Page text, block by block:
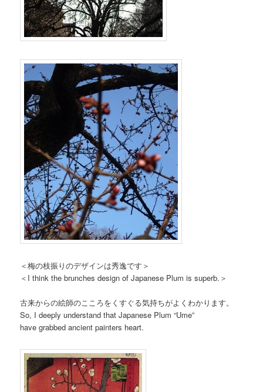
＜梅の枝振りのデザインは秀逸です＞
＜I think the brunches design of Japanese Plum is superb.＞
古来からの絵師のこころをくすぐる気持ちがよくわかります。
So, I deeply understand that Japanese Plum “Ume”
have grabbed ancient painters heart.